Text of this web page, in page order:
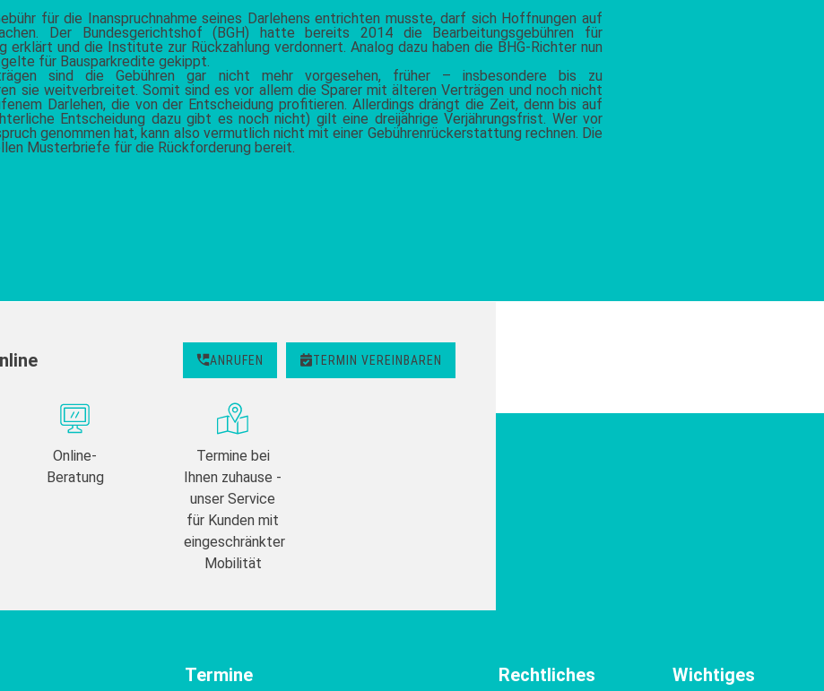
für die Inanspruchnahme seines Darlehens entrichten musste, darf sich Hoffnungen auf
Der Bundesgerichtshof (BGH) hatte bereits 2014 die Bearbeitungsgebühren für
erklärt und die Institute zur Rückzahlung verdonnert. Analog dazu haben die BHG-Richter nun
für Bausparkredite gekippt.
sind die Gebühren gar nicht mehr vorgesehen, früher – insbesondere bis zu
sie weitverbreitet. Somit sind es vor allem die Sparer mit älteren Verträgen und noch nicht
Darlehen, die von der Entscheidung profitieren. Allerdings drängt die Zeit, denn bis auf
Entscheidung dazu gibt es noch nicht) gilt eine dreijährige Verjährungsfrist. Wer vor
genommen hat, kann also vermutlich nicht mit einer Gebührenrückerstattung rechnen. Die
Musterbriefe für die Rückforderung bereit.
ANRUFEN TERMIN VEREINBAREN
Online-
Beratung
Termine bei
Ihnen zuhause -
unser Service
für Kunden mit
eingeschränkter
Mobilität
Termine Rechtliches Wichtiges